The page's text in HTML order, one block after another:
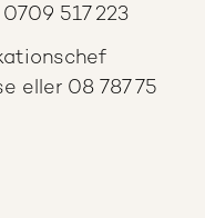
517 223
eller 08 787 75